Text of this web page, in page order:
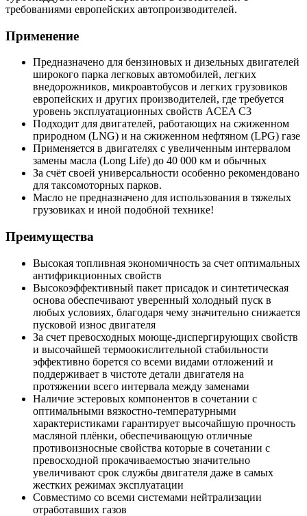
требованиями европейских автопроизводителей.
Применение
Предназначено для бензиновых и дизельных двигателей
широкого парка легковых автомобилей, легких
внедорожников, микроавтобусов и легких грузовиков
европейских и других производителей, где требуется
уровень эксплуатационных свойств ACEA C3
Подходит для двигателей, работающих на сжиженном
природном (LNG) и на сжиженном нефтяном (LPG) газе
Применяется в двигателях с увеличенным интервалом
замены масла (Long Life) до 40 000 км и обычных
За счёт своей универсальности особенно рекомендовано
для таксомоторных парков.
Масло не предназначено для использования в тяжелых
грузовиках и иной подобной технике!
Преимущества
Высокая топливная экономичность за счет оптимальных
антифрикционных свойств
Высокоэффективный пакет присадок и синтетическая
основа обеспечивают уверенный холодный пуск в
любых условиях, благодаря чему значительно снижается
пусковой износ двигателя
За счет превосходных моюще-диспергирующих свойств
и высочайшей термоокислительной стабильности
эффективно борется со всеми видами отложений и
поддерживает в чистоте детали двигателя на
протяжении всего интервала между заменами
Наличие эстеровых компонентов в сочетании с
оптимальными вязкостно-температурными
характеристиками гарантирует высочайшую прочность
масляной плёнки, обеспечивающую отличные
противоизносные свойства которые в сочетании с
превосходной прокачиваемостью значительно
увеличивают срок службы двигателя даже в самых
жестких режимах эксплуатации
Совместимо со всеми системами нейтрализации
отработавших газов